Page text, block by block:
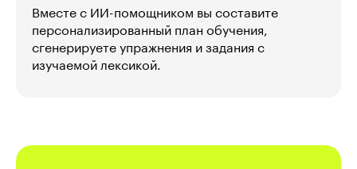
Вместе с ИИ-помощником вы составите
персонализированный план обучения,
сгенерируете упражнения и задания с
изучаемой лексикой.